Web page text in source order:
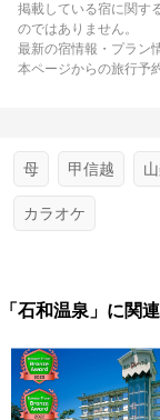
掲載している宿に関す
のではありません。
最新の宿情報・プラン
本ページからの旅行予
母 甲信越
カラオケ
「石和温泉」に関